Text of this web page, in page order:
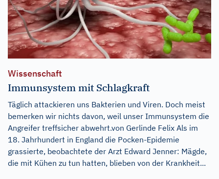
Wissenschaft
Immunsystem mit Schlagkraft
Täglich attackieren uns Bakterien und Viren. Doch meist
bemerken wir nichts davon, weil unser Immunsystem die
Angreifer treffsicher abwehrt.von Gerlinde Felix Als im
18. Jahrhundert in England die Pocken-Epidemie
grassierte, beobachtete der Arzt Edward Jenner: Mägde,
die mit Kühen zu tun hatten, blieben von der Krankheit...